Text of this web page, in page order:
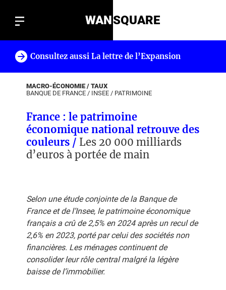
WANSQUARE
Consultez aussi La lettre de l’Expansion
MACRO-ÉCONOMIE / TAUX
BANQUE DE FRANCE / INSEE / PATRIMOINE
France : le patrimoine
économique national retrouve des
couleurs / Les 20 000 milliards
d’euros à portée de main
Selon une étude conjointe de la Banque de
France et de l’Insee, le patrimoine économique
français a crû de 2,5% en 2024 après un recul de
2,6% en 2023, porté par celui des sociétés non
financières. Les ménages continuent de
consolider leur rôle central malgré la légère
baisse de l’immobilier.